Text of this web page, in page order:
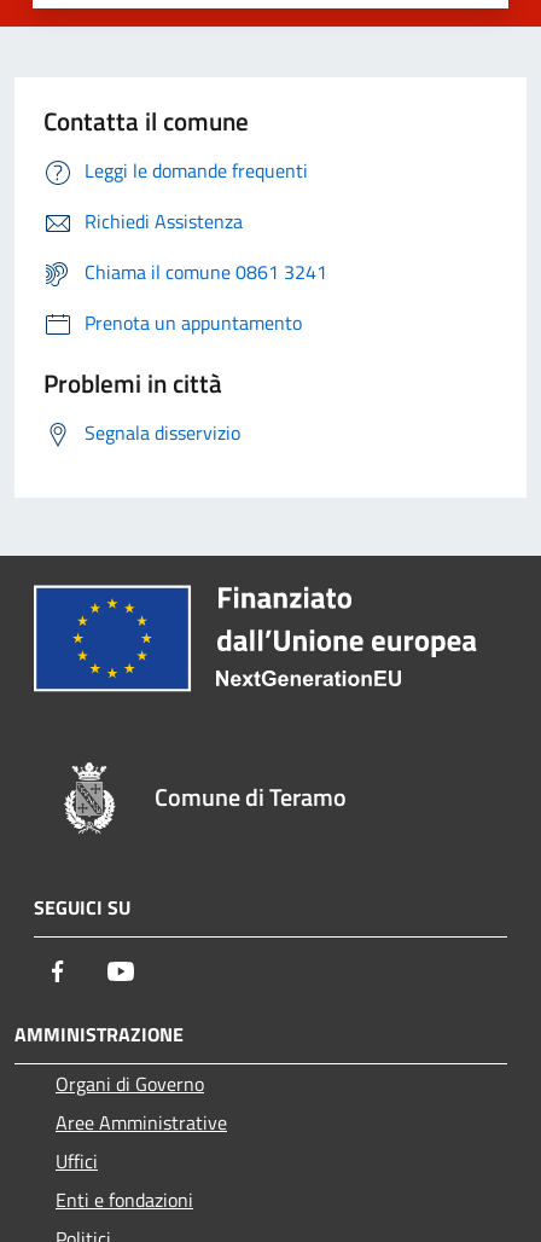
Contatta il comune
Leggi le domande frequenti
Richiedi Assistenza
Chiama il comune 0861 3241
Prenota un appuntamento
Problemi in città
Segnala disservizio
Comune di Teramo
SEGUICI SU
Facebook
AMMINISTRAZIONE
Organi di Governo
Aree Amministrative
Uffici
Enti e fondazioni